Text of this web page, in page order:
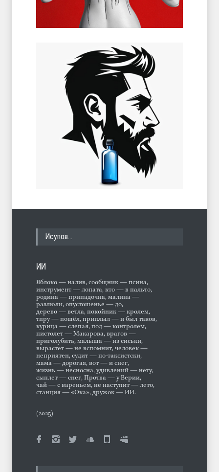
Исупов…
ИИ
Яблоко — налив, сообщник — псина,
инструмент — лопата, кто — в пальто,
родина — припадочна, малина —
разлюли, опустошенье — до,
дерево — ветла, покойник — кролем,
тпру — пошёл, приплыл — и был таков,
курица — слепая, под — контролем,
пистолет — Макарова, врагов —
приголубить, малыша — из сиськи,
вырастет — не вспомнит, человек —
неприятен, судит — по-таксистски,
мама — дорогая, вот — и снег,
жизнь — несносна, удивлений — нету,
сыплет — снег, Протва — у Верии,
чай — с вареньем, не наступит — лето,
станция — «Ока», дружок — ИИ.
(2025)